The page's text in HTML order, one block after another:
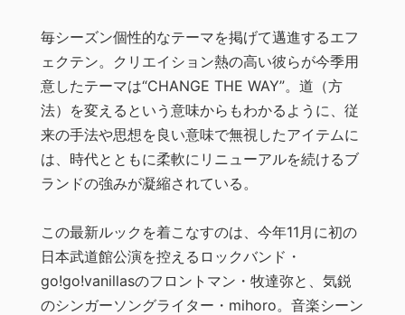
毎シーズン個性的なテーマを掲げて邁進するエフ
ェクテン。クリエイション熱の高い彼らが今季用
意したテーマは“CHANGE THE WAY”。道（方
法）を変えるという意味からもわかるように、従
来の手法や思想を良い意味で無視したアイテムに
は、時代とともに柔軟にリニューアルを続けるブ
ランドの強みが凝縮されている。
この最新ルックを着こなすのは、今年11月に初の
日本武道館公演を控えるロックバンド・
go!go!vanillasのフロントマン・牧達弥と、気鋭
のシンガーソングライター・mihoro。音楽シーン